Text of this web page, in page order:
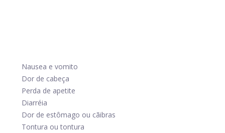
Nausea e vomito
Dor de cabeça
Perda de apetite
Diarréia
Dor de estômago ou cãibras
Tontura ou tontura